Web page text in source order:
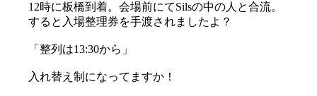
12時に板橋到着。会場前にてSilsの中の人と合流。
すると入場整理券を手渡されましたよ？
「整列は13:30から」
入れ替え制になってますか！